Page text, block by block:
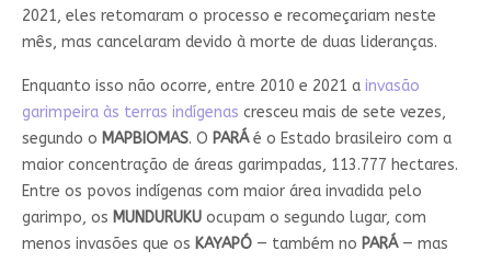
2021, eles retomaram o processo e recomeçariam neste
mês, mas cancelaram devido à morte de duas lideranças.
Enquanto isso não ocorre, entre 2010 e 2021 a invasão
garimpeira às terras indígenas cresceu mais de sete vezes,
segundo o MAPBIOMAS. O PARÁé o Estado brasileiro com a
maior concentração de áreas garimpadas, 113.777 hectares.
Entre os povos indígenas com maior área invadida pelo
garimpo, os MUNDURUKUocupam o segundo lugar, com
menos invasões que os KAYAPÓ— também no PARÁ— mas